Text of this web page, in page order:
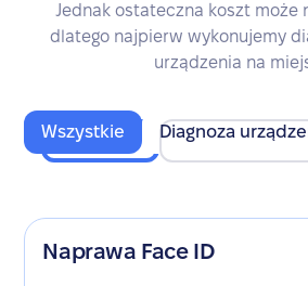
Jednak ostateczna koszt może
dlatego najpierw wykonujemy
urządzenia na
Wszystkie Diagnoza
Naprawa Face ID